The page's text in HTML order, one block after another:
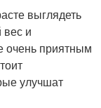
выглядеть
и
очень приятным
улучшат